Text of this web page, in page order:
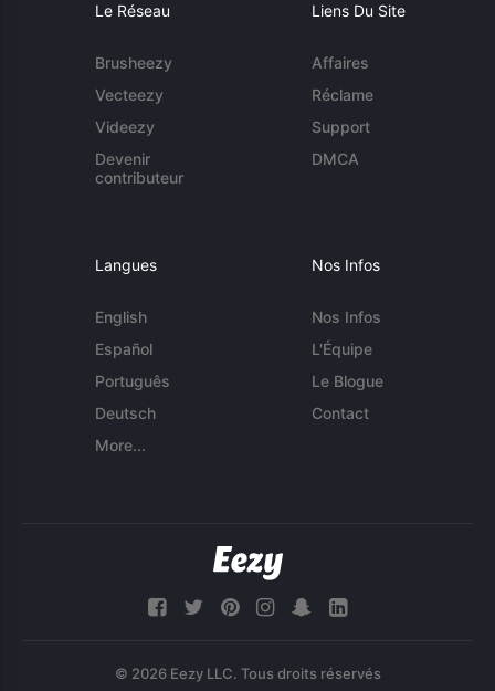
Le Réseau
Brusheezy
Vecteezy
Videezy
Devenir
contributeur
Liens Du Site
Affaires
Réclame
Support
DMCA
Langues
English
Español
Português
Deutsch
More...
Nos Infos
Nos Infos
L'Équipe
Le Blogue
Contact
© 2026 Eezy LLC. Tous droits réservés